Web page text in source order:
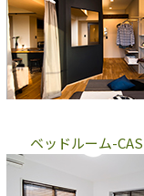
ベッドルーム-